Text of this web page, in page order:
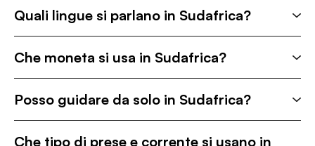
Quali lingue si parlano in Sudafrica?
Che moneta si usa in Sudafrica?
Posso guidare da solo in Sudafrica?
Che tipo di prese e corrente si usano in